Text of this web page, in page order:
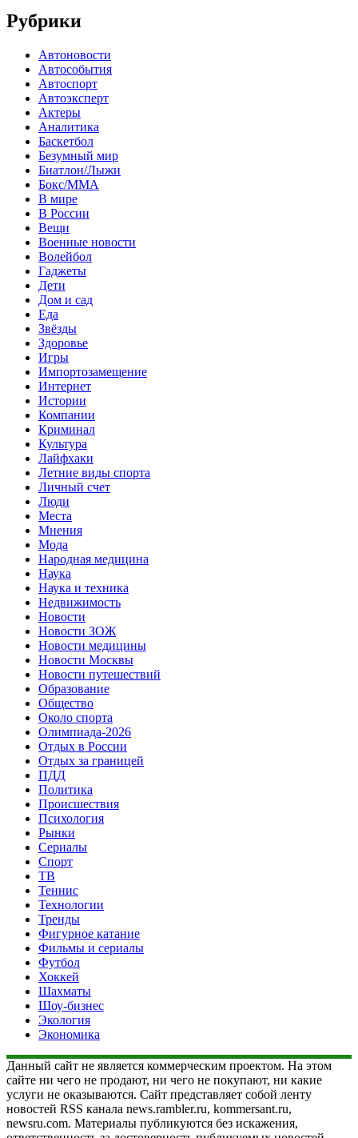
Рубрики
Автоновости
Автособытия
Автоспорт
Автоэксперт
Актеры
Аналитика
Баскетбол
Безумный мир
Биатлон/Лыжи
Бокс/MMA
В мире
В России
Вещи
Военные новости
Волейбол
Гаджеты
Дети
Дом и сад
Еда
Звёзды
Здоровье
Игры
Импортозамещение
Интернет
Истории
Компании
Криминал
Культура
Лайфхаки
Летние виды спорта
Личный счет
Люди
Места
Мнения
Мода
Народная медицина
Наука
Наука и техника
Недвижимость
Новости
Новости ЗОЖ
Новости медицины
Новости Москвы
Новости путешествий
Образование
Общество
Около спорта
Олимпиада-2026
Отдых в России
Отдых за границей
ПДД
Политика
Происшествия
Психология
Рынки
Сериалы
Спорт
ТВ
Теннис
Технологии
Тренды
Фигурное катание
Фильмы и сериалы
Футбол
Хоккей
Шахматы
Шоу-бизнес
Экология
Экономика
Данный сайт не является коммерческим проектом. На этом
сайте ни чего не продают, ни чего не покупают, ни какие
услуги не оказываются. Сайт представляет собой ленту
новостей RSS канала news.rambler.ru, kommersant.ru,
newsru.com. Материалы публикуются без искажения,